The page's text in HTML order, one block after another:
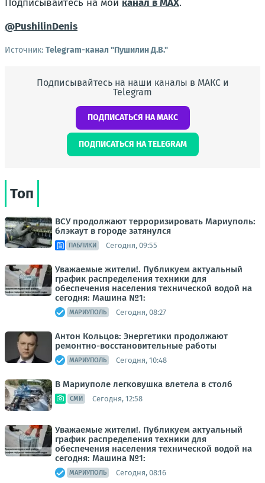
Подписывайтесь на мой канал в MAX.
@PushilinDenis
Источник: Telegram-канал "Пушилин Д.В."
Подписывайтесь на наши каналы в МАКС и
Telegram
ПОДПИСАТЬСЯ НА МАКС
ПОДПИСАТЬСЯ НА TELEGRAM
Топ
ВСУ продолжают терроризировать Мариуполь:
блэкаут в городе затянулся
ПАБЛИКИ Сегодня, 09:55
Уважаемые жители!. Публикуем актуальный
график распределения техники для
обеспечения населения технической водой на
сегодня: Машина №1:
МАРИУПОЛЬ Сегодня, 08:27
Антон Кольцов: Энергетики продолжают
ремонтно-восстановительные работы
МАРИУПОЛЬ Сегодня, 10:48
В Мариуполе легковушка влетела в столб
СМИ Сегодня, 12:58
Уважаемые жители!. Публикуем актуальный
график распределения техники для
обеспечения населения технической водой на
сегодня: Машина №1:
МАРИУПОЛЬ Сегодня, 08:16